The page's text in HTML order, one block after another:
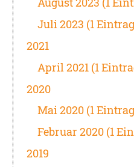
August 2023 (1
Juli 2023 (1
2021
April 2021 (1
2020
Mai 2020 (1
Februar 2020 (1
2019